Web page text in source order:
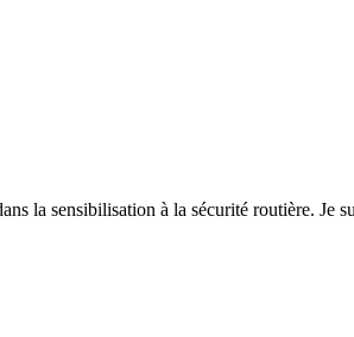
la sensibilisation à la sécurité routière. Je